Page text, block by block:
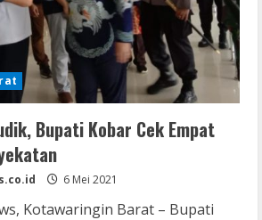
Bupati Kobar Cek Empat
6 Mei 2021
Kotawaringin Barat – Bupati